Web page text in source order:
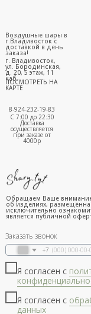
г. Владивосток,
ул. Бородинская,
д. 20, 5 этаж, 11
каб.
ПОСМОТРЕТЬ НА
КАРТЕ
8-924-232-19-83
С 7:00 до 22:30
Доставка
осуществляется
при заказе от
4000р
Воздушные шары в
г.Владивосток с
доставкой в день
заказа!
Заказать звонок
+7
Я согласен с
Я согласен с
данных
Обращаем Ваше
об изделиях,
исключительно
является публичной